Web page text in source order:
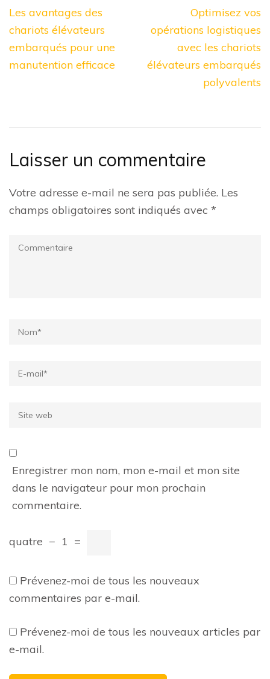
Navigation
de
l’article
Les avantages des
chariots élévateurs
embarqués pour une
manutention efficace
Optimisez vos
opérations logistiques
avec les chariots
élévateurs embarqués
polyvalents
Laisser un commentaire
Votre adresse e-mail ne sera pas publiée. Les
champs obligatoires sont indiqués avec *
Commentaire
Name*
Email*
Site
Enregistrer mon nom, mon e-mail et mon site
dans le navigateur pour mon prochain
commentaire.
quatre − 1 =
Prévenez-moi de tous les nouveaux
commentaires par e-mail.
Prévenez-moi de tous les nouveaux articles par
e-mail.